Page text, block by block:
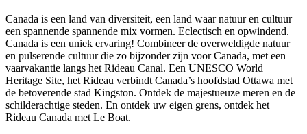
Canada is een land van diversiteit, een land waar natuur en cultuur
een spannende spannende mix vormen. Eclectisch en opwindend.
Canada is een uniek ervaring! Combineer de overweldigde natuur
en pulserende cultuur die zo bijzonder zijn voor Canada, met een
vaarvakantie langs het Rideau Canal. Een UNESCO World
Heritage Site, het Rideau verbindt Canada’s hoofdstad Ottawa met
de betoverende stad Kingston. Ontdek de majestueuze meren en de
schilderachtige steden. En ontdek uw eigen grens, ontdek het
Rideau Canada met Le Boat.